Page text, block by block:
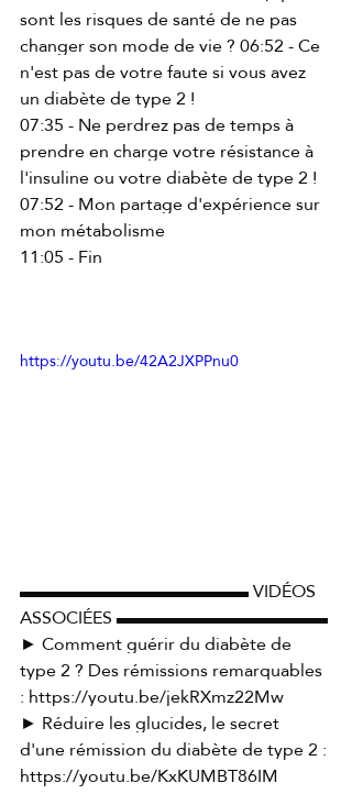
sont les risques de santé de ne pas
changer son mode de vie ? 06:52 - Ce
n'est pas de votre faute si vous avez
un diabète de type 2 !
07:35 - Ne perdrez pas de temps à
prendre en charge votre résistance à
l'insuline ou votre diabète de type 2 !
07:52 - Mon partage d'expérience sur
mon métabolisme
11:05 - Fin
https://youtu.be/42A2JXPPnu0
▬▬▬▬▬▬▬▬▬▬▬▬▬ VIDÉOS
ASSOCIÉES ▬▬▬▬▬▬▬▬▬▬▬▬
► Comment guérir du diabète de
type 2 ? Des rémissions remarquables
: https://youtu.be/jekRXmz22Mw
► Réduire les glucides, le secret
d'une rémission du diabète de type 2 :
https://youtu.be/KxKUMBT86IM